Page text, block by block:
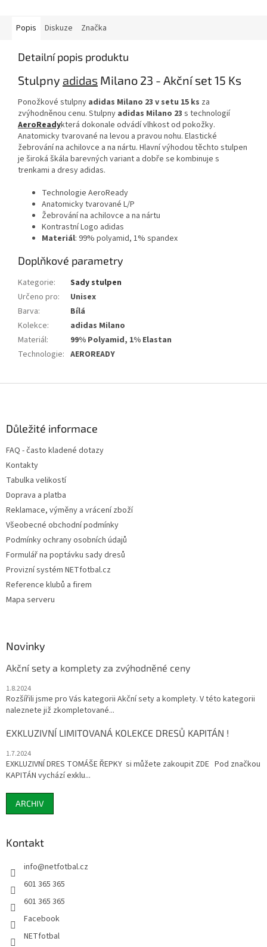
Popis Diskuze Značka
Detailní popis produktu
Stulpny adidas Milano 23 - Akční set 15 Ks
Ponožkové stulpny adidas Milano 23 v setu 15 ks za
zvýhodněnou cenu. Stulpny adidas Milano 23 s technologií
AeroReadykterá dokonale odvádí vlhkost od pokožky.
Anatomicky tvarované na levou a pravou nohu. Elastické
žebrování na achilovce a na nártu. Hlavní výhodou těchto stulpen
je široká škála barevných variant a dobře se kombinuje s
trenkami a dresy adidas.
Technologie AeroReady
Anatomicky tvarované L/P
Žebrování na achilovce a na nártu
Kontrastní Logo adidas
Materiál: 99% polyamid, 1% spandex
Doplňkové parametry
Kategorie:
Sady stulpen
Určeno pro:
Unisex
Barva:
Bílá
Kolekce:
adidas Milano
Materiál:
99% Polyamid, 1% Elastan
Technologie: AEROREADY
Důležité informace
FAQ - často kladené dotazy
Kontakty
Tabulka velikostí
Doprava a platba
Reklamace, výměny a vrácení zboží
Všeobecné obchodní podmínky
Podmínky ochrany osobních údajů
Formulář na poptávku sady dresů
Provizní systém NETfotbal.cz
Reference klubů a firem
Mapa serveru
Novinky
Akční sety a komplety za zvýhodněné ceny
1.8.2024
Rozšířili jsme pro Vás kategorii Akční sety a komplety. V této kategorii
naleznete již zkompletované...
EXKLUZIVNÍ LIMITOVANÁ KOLEKCE DRESŮ KAPITÁN !
1.7.2024
EXKLUZIVNÍ DRES TOMÁŠE ŘEPKY si můžete zakoupit ZDE Pod značkou
KAPITÁN vychází exklu...
ARCHIV
Kontakt
info@netfotbal.cz
601 365 365
601 365 365
Facebook
NETfotbal